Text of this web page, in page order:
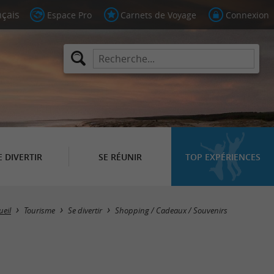
Espace Pro Carnets de Voyage Connexion
DIVERTIR SE RÉUNIR TOP EXPÉRIENCES
Masquer la carte
Tourisme Se divertir Shopping / Cadeaux / Souvenirs